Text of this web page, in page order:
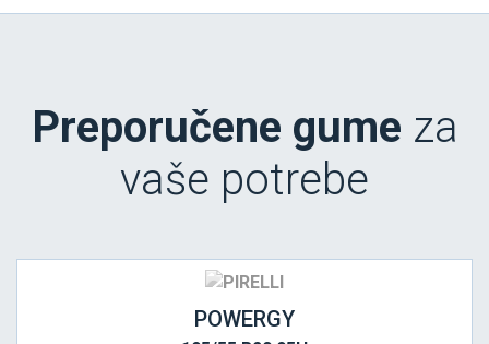
Preporučene gume za
vaše potrebe
POWERGY